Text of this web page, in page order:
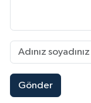
Gönder